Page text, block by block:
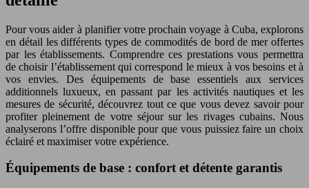
Pour vous aider à planifier votre prochain voyage à Cuba, explorons
en détail les différents types de commodités de bord de mer offertes
par les établissements. Comprendre ces prestations vous permettra
de choisir l’établissement qui correspond le mieux à vos besoins et à
vos envies. Des équipements de base essentiels aux services
additionnels luxueux, en passant par les activités nautiques et les
mesures de sécurité, découvrez tout ce que vous devez savoir pour
profiter pleinement de votre séjour sur les rivages cubains. Nous
analyserons l’offre disponible pour que vous puissiez faire un choix
éclairé et maximiser votre expérience.
Équipements de base : confort et détente garantis